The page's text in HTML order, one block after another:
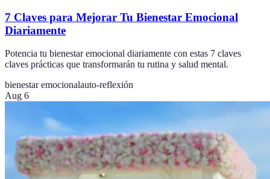
7 Claves para Mejorar Tu Bienestar Emocional
Diariamente
Potencia tu bienestar emocional diariamente con estas 7 claves
claves prácticas que transformarán tu rutina y salud mental.
bienestar emocionalauto-reflexión
Aug 6